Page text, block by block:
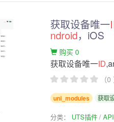
获取设备唯一
ndroid，iOS
购买 0
获取设备唯一ID
（
uni_modules 获取
分类： UTS插件